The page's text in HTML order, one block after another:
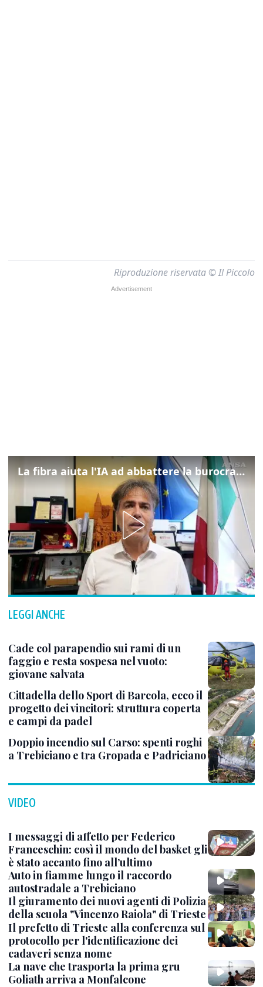
Riproduzione riservata © Il Piccolo
La fibra aiuta l'IA ad abbattere la burocrazia, progetto pilota in Veneto
LEGGI ANCHE
Cade col parapendio sui rami di un
faggio e resta sospesa nel vuoto:
giovane salvata
Cittadella dello Sport di Barcola, ecco il
progetto dei vincitori: struttura coperta
e campi da padel
Doppio incendio sul Carso: spenti roghi
a Trebiciano e tra Gropada e Padriciano
VIDEO
I messaggi di affetto per Federico
Franceschin: così il mondo del basket gli
è stato accanto fino all’ultimo
Auto in fiamme lungo il raccordo
autostradale a Trebiciano
Il giuramento dei nuovi agenti di Polizia
della scuola "Vincenzo Raiola" di Trieste
Il prefetto di Trieste alla conferenza sul
protocollo per l'identificazione dei
cadaveri senza nome
La nave che trasporta la prima gru
Goliath arriva a Monfalcone